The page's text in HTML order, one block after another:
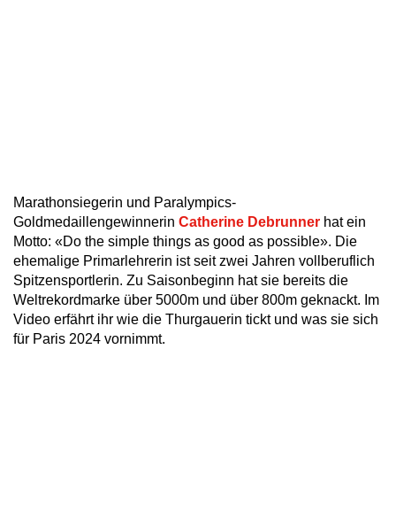
Marathonsiegerin und Paralympics-
Goldmedaillengewinnerin Catherine Debrunner hat ein
Motto: «Do the simple things as good as possible». Die
ehemalige Primarlehrerin ist seit zwei Jahren vollberuflich
Spitzensportlerin. Zu Saisonbeginn hat sie bereits die
Weltrekordmarke über 5000m und über 800m geknackt. Im
Video erfährt ihr wie die Thurgauerin tickt und was sie sich
für Paris 2024 vornimmt.